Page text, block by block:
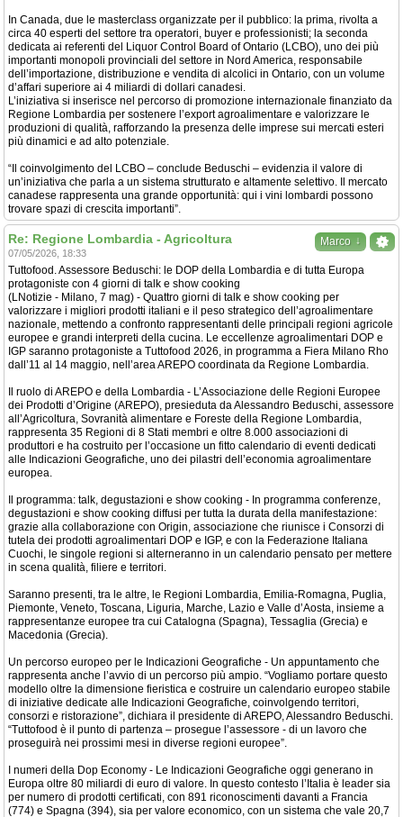
In Canada, due le masterclass organizzate per il pubblico: la prima, rivolta a
circa 40 esperti del settore tra operatori, buyer e professionisti; la seconda
dedicata ai referenti del Liquor Control Board of Ontario (LCBO), uno dei più
importanti monopoli provinciali del settore in Nord America, responsabile
dell’importazione, distribuzione e vendita di alcolici in Ontario, con un volume
d’affari superiore ai 4 miliardi di dollari canadesi.
L’iniziativa si inserisce nel percorso di promozione internazionale finanziato da
Regione Lombardia per sostenere l’export agroalimentare e valorizzare le
produzioni di qualità, rafforzando la presenza delle imprese sui mercati esteri
più dinamici e ad alto potenziale.
“Il coinvolgimento del LCBO – conclude Beduschi – evidenzia il valore di
un’iniziativa che parla a un sistema strutturato e altamente selettivo. Il mercato
canadese rappresenta una grande opportunità: qui i vini lombardi possono
trovare spazi di crescita importanti”.
Marco ↓
Re: Regione Lombardia - Agricoltura
07/05/2026, 18:33
Tuttofood. Assessore Beduschi: le DOP della Lombardia e di tutta Europa
protagoniste con 4 giorni di talk e show cooking
(LNotizie - Milano, 7 mag) - Quattro giorni di talk e show cooking per
valorizzare i migliori prodotti italiani e il peso strategico dell’agroalimentare
nazionale, mettendo a confronto rappresentanti delle principali regioni agricole
europee e grandi interpreti della cucina. Le eccellenze agroalimentari DOP e
IGP saranno protagoniste a Tuttofood 2026, in programma a Fiera Milano Rho
dall’11 al 14 maggio, nell’area AREPO coordinata da Regione Lombardia.
Il ruolo di AREPO e della Lombardia - L’Associazione delle Regioni Europee
dei Prodotti d’Origine (AREPO), presieduta da Alessandro Beduschi, assessore
all’Agricoltura, Sovranità alimentare e Foreste della Regione Lombardia,
rappresenta 35 Regioni di 8 Stati membri e oltre 8.000 associazioni di
produttori e ha costruito per l’occasione un fitto calendario di eventi dedicati
alle Indicazioni Geografiche, uno dei pilastri dell’economia agroalimentare
europea.
Il programma: talk, degustazioni e show cooking - In programma conferenze,
degustazioni e show cooking diffusi per tutta la durata della manifestazione:
grazie alla collaborazione con Origin, associazione che riunisce i Consorzi di
tutela dei prodotti agroalimentari DOP e IGP, e con la Federazione Italiana
Cuochi, le singole regioni si alterneranno in un calendario pensato per mettere
in scena qualità, filiere e territori.
Saranno presenti, tra le altre, le Regioni Lombardia, Emilia-Romagna, Puglia,
Piemonte, Veneto, Toscana, Liguria, Marche, Lazio e Valle d’Aosta, insieme a
rappresentanze europee tra cui Catalogna (Spagna), Tessaglia (Grecia) e
Macedonia (Grecia).
Un percorso europeo per le Indicazioni Geografiche - Un appuntamento che
rappresenta anche l’avvio di un percorso più ampio. “Vogliamo portare questo
modello oltre la dimensione fieristica e costruire un calendario europeo stabile
di iniziative dedicate alle Indicazioni Geografiche, coinvolgendo territori,
consorzi e ristorazione”, dichiara il presidente di AREPO, Alessandro Beduschi.
“Tuttofood è il punto di partenza – prosegue l’assessore - di un lavoro che
proseguirà nei prossimi mesi in diverse regioni europee”.
I numeri della Dop Economy - Le Indicazioni Geografiche oggi generano in
Europa oltre 80 miliardi di euro di valore. In questo contesto l’Italia è leader sia
per numero di prodotti certificati, con 891 riconoscimenti davanti a Francia
(774) e Spagna (394), sia per valore economico, con un sistema che vale 20,7